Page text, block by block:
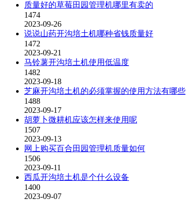
质量好的草莓田园管理机哪里有卖的
1474
2023-09-26
说说山药开沟培土机哪种省钱质量好
1472
2023-09-21
马铃薯开沟培土机使用低温度
1482
2023-09-18
芝麻开沟培土机的必须掌握的使用方法有哪些
1488
2023-09-17
胡萝卜微耕机应该怎样来使用呢
1507
2023-09-13
网上购买百合田园管理机质量如何
1506
2023-09-11
西瓜开沟培土机是个什么设备
1400
2023-09-07